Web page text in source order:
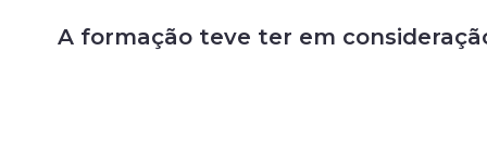
A formação teve ter em